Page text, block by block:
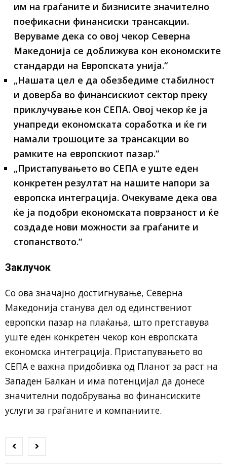
им на граѓаните и бизнисите значително
поефикасни финансиски трансакции.
Веруваме дека со овој чекор Северна
Македонија се доближува кон економските
стандарди на Европската унија.“
„Нашата цел е да обезбедиме стабилност
и доверба во финансискиот сектор преку
приклучување кон СЕПА. Овој чекор ќе ја
унапреди економската соработка и ќе ги
намали трошоците за трансакции во
рамките на европскиот пазар.“
„Пристапувањето во СЕПА е уште еден
конкретен резултат на нашите напори за
европска интеграција. Очекуваме дека ова
ќе ја подобри економската поврзаност и ќе
создаде нови можности за граѓаните и
стопанството.“
Заклучок
Со ова значајно достигнување, Северна
Македонија станува дел од единствениот
европски пазар на плаќања, што претставува
уште еден конкретен чекор кон европската
економска интеграција. Пристапувањето во
СЕПА е важна придобивка од Планот за раст на
Западен Балкан и има потенцијал да донесе
значителни подобрувања во финансиските
услуги за граѓаните и компаниите.